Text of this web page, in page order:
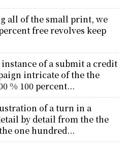
all of the small print, we
free revolves keep
of a submit a credit
intricate of the the
% 100 percent...
of a turn in a
by detail from the the
one hundred...